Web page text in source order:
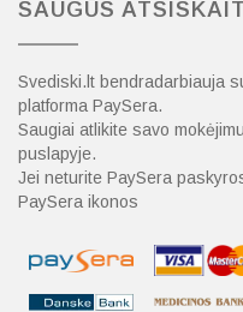
SAUGŪS
Svediski.lt bendradarbiauja
platforma PaySera.
Saugiai atlikite savo
puslapyje.
Jei neturite PaySera
PaySera ikonos